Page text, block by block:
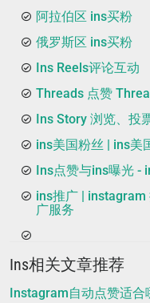
阿拉伯区 ins买粉
俄罗斯区 ins买粉
Ins Reels评论互动
Threads 点赞
Ins Story 浏览、投
ins美国粉丝 | ins美
Ins点赞与ins曝光 -
ins推广 |
广服务
Ins相关文章推荐
Instagram自动点赞适